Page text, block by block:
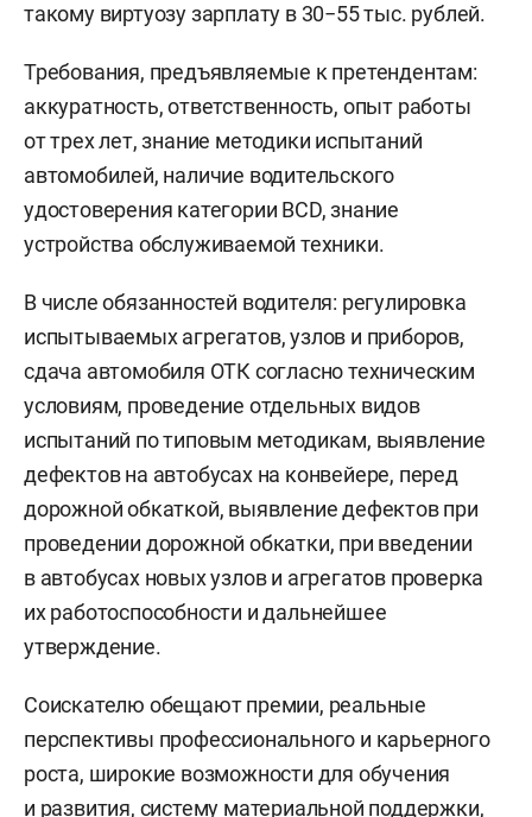
такому виртуозу зарплату в 30−55 тыс. рублей.
Требования, предъявляемые к претендентам:
аккуратность, ответственность, опыт работы
от трех лет, знание методики испытаний
автомобилей, наличие водительского
удостоверения категории ВСD, знание
устройства обслуживаемой техники.
В числе обязанностей водителя: регулировка
испытываемых агрегатов, узлов и приборов,
сдача автомобиля ОТК согласно техническим
условиям, проведение отдельных видов
испытаний по типовым методикам, выявление
дефектов на автобусах на конвейере, перед
дорожной обкаткой, выявление дефектов при
проведении дорожной обкатки, при введении
в автобусах новых узлов и агрегатов проверка
их работоспособности и дальнейшее
утверждение.
Соискателю обещают премии, реальные
перспективы профессионального и карьерного
роста, широкие возможности для обучения
и развития, систему материальной поддержки,